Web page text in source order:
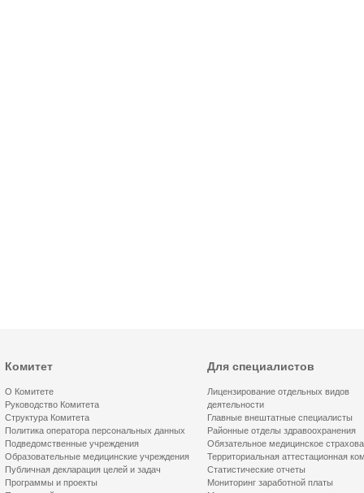
Комитет
О Комитете
Руководство Комитета
Структура Комитета
Политика оператора персональных данных
Подведомственные учреждения
Образовательные медицинские учреждения
Публичная декларация целей и задач
Программы и проекты
Для специалистов
Лицензирование отдельных видов
деятельности
Главные внештатные специалисты
Районные отделы здравоохранения
Обязательное медицинское
Территориальная аттестационная
Статистические отчеты
Мониторинг заработной платы